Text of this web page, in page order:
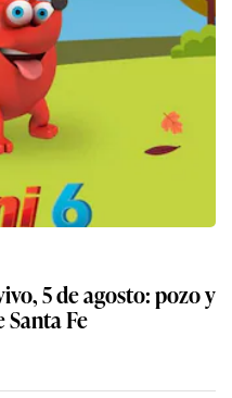
5 de agosto: pozo y
Fe